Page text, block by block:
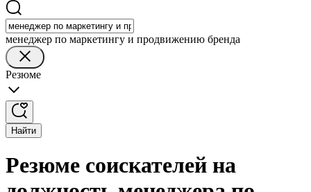
менеджер по маркетингу и продвижению бренда
Резюме
Найти
Резюме соискателей на